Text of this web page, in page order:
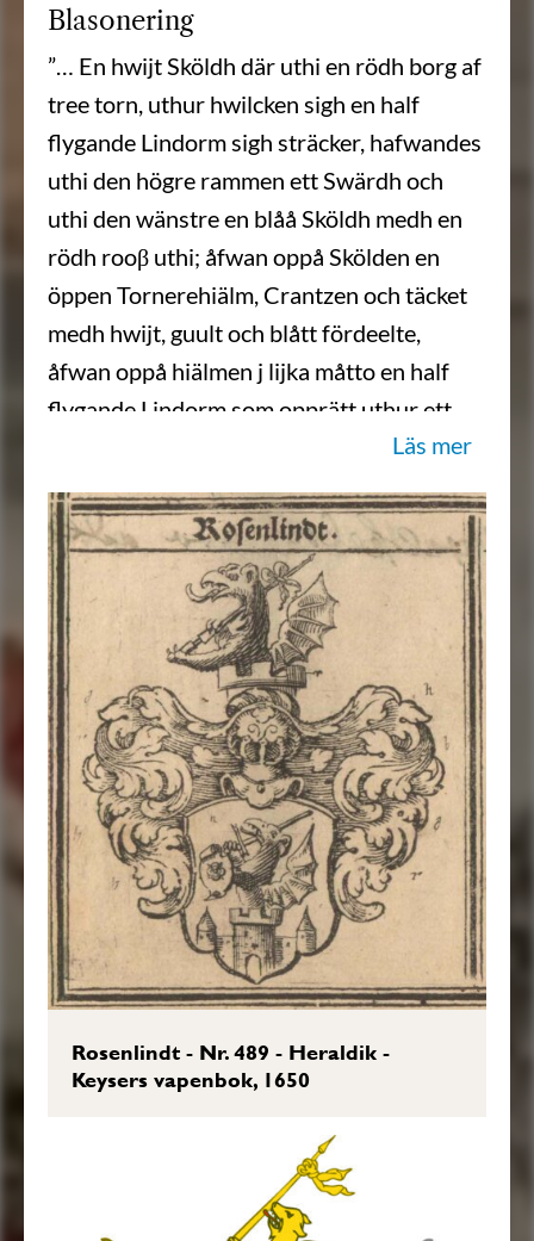
Blasonering
”… En hwijt Sköldh där uthi en rödh borg af
tree torn, uthur hwilcken sigh en half
flygande Lindorm sigh sträcker, hafwandes
uthi den högre rammen ett Swärdh och
uthi den wänstre en blåå Sköldh medh en
rödh rooβ uthi; åfwan oppå Skölden en
öppen Tornerehiälm, Crantzen och täcket
medh hwijt, guult och blått fördeelte,
åfwan oppå hiälmen j lijka måtto en half
flygande Lindorm som opprätt uthur ett
Torn fattar medh begge rammarne en
aldeles som dedh medh sine rätte och
ägentlige färgor här afmåladt finnes.”
Sköldebrevsavskrifter, RHA, 01:040.
Transkription: Karin Borgkvist Ljung,
2017-09-29.
”… en hwijt Skiöld, der uti en Röd borg af
tre Torn, utur hwilken sig en half flygande
Lindorm sig sträcker, hafwandes uti den
högre rammen ett Swärd, och uti den
wänstra en Blå Skiöld med en Röd Roos
uti; Åfwan uppå Skiölden en öpen
Tornerehielm, Crantzen och täcket med
hielmen i lika måtto en half flygande
med begge rammarne en Lantze
omwäfwad med ett guult Band, aldeles
som det med sine rätte och egentelige
Läs mer
Rosenlindt - Nr. 489 - Heraldik -
Keysers vapenbok, 1650